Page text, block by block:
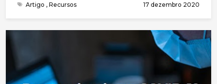
argumentos utilizados na reflexão e debate desta
temática. Os argumentos principais a favor da
e do sofrimento, considerados insuportáveis pelo
paciente, e o respeito pela sua autonomia pessoal.
Artigo , Recursos 17 dezembro 2020